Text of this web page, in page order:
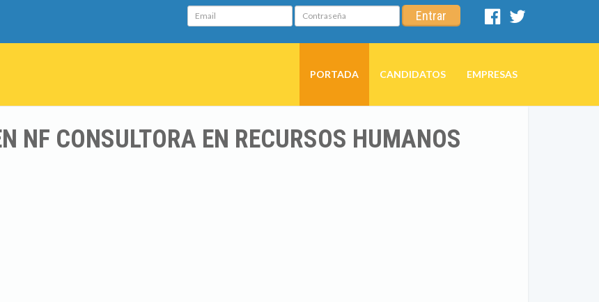
Email Contraseña Entrar
Facebook
PORTADA CANDIDATOS EMPRESAS
NF CONSULTORA EN RECURSOS HUMANOS